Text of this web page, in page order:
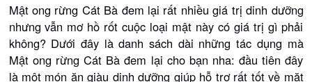
Mật ong rừng Cát Bà đem lại rất nhiều giá trị dinh dưỡng
nhưng vẫn mơ hồ rốt cuộc loại mật này có giá trị gì phải
không? Dưới đây là danh sách dài những tác dụng mà
Mật ong rừng Cát Bà đem lại cho bạn nha: đầu tiên đây
là một món ăn giàu dinh dưỡng giúp hỗ trợ rất tốt về mặt